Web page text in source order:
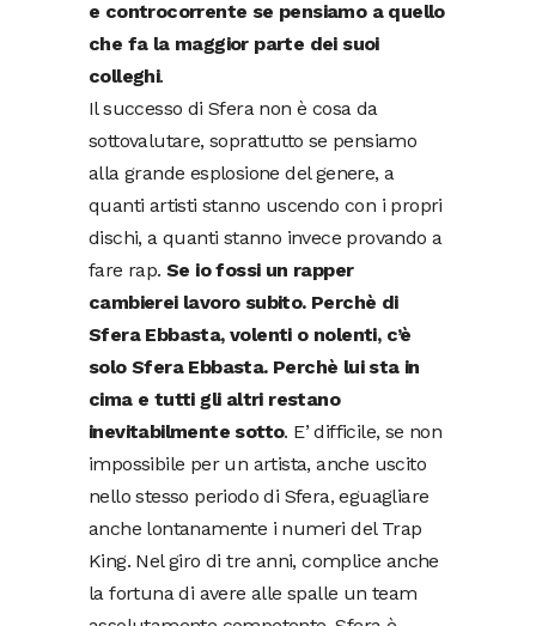
e controcorrente se pensiamo a quello
che fa la maggior parte dei suoi
colleghi.
Il successo di Sfera non è cosa da
sottovalutare, soprattutto se pensiamo
alla grande esplosione del genere, a
quanti artisti stanno uscendo con i propri
dischi, a quanti stanno invece provando a
fare rap.Se io fossi un rapper
cambierei lavoro subito. Perchè di
Sfera Ebbasta, volenti o nolenti, c’è
solo Sfera Ebbasta. Perchè lui sta in
cima e tutti gli altri restano
inevitabilmente sotto. E’ difficile, se non
impossibile per un artista, anche uscito
nello stesso periodo di Sfera, eguagliare
anche lontanamente i numeri del Trap
King. Nel giro di tre anni, complice anche
la fortuna di avere alle spalle un team